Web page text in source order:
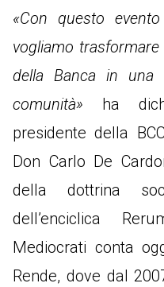
«Con questo
vogliamo trasformare
della Banca in una
comunità» ha
presidente della
Don Carlo De
della dottrina
dell’enciclica
Mediocrati conta
Rende, dove dal